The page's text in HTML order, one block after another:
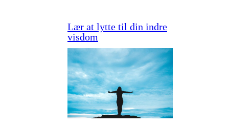
Lær at lytte til din indre
visdom